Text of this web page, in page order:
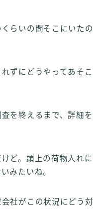
らいの間そこにいたの
ずにどうやってあそこ
を終えるまで、詳細を
ど。頭上の荷物入れに
みたいね。
社がこの状況にどう対